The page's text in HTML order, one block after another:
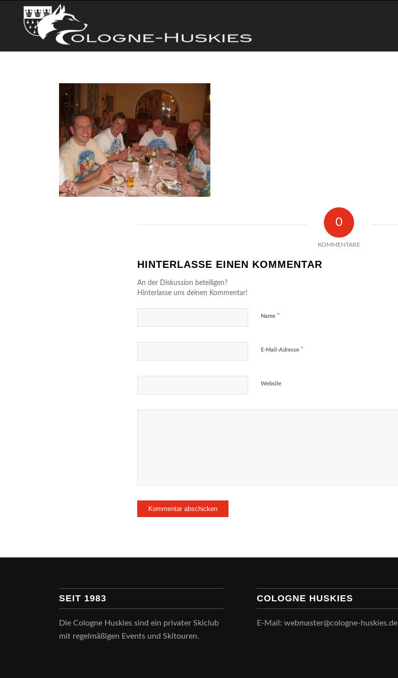
0
KOMMENTARE
HINTERLASSE EINEN KOMMENTAR
An der Diskussion beteiligen?
Hinterlasse uns deinen Kommentar!
Name *
E-Mail-Adresse *
Website
SEIT 1983
Die Cologne Huskies sind ein privater Skiclub
mit regelmäßigen Events und Skitouren.
COLOGNE HUSKIES
E-Mail: webmaster@cologne-huskies.de